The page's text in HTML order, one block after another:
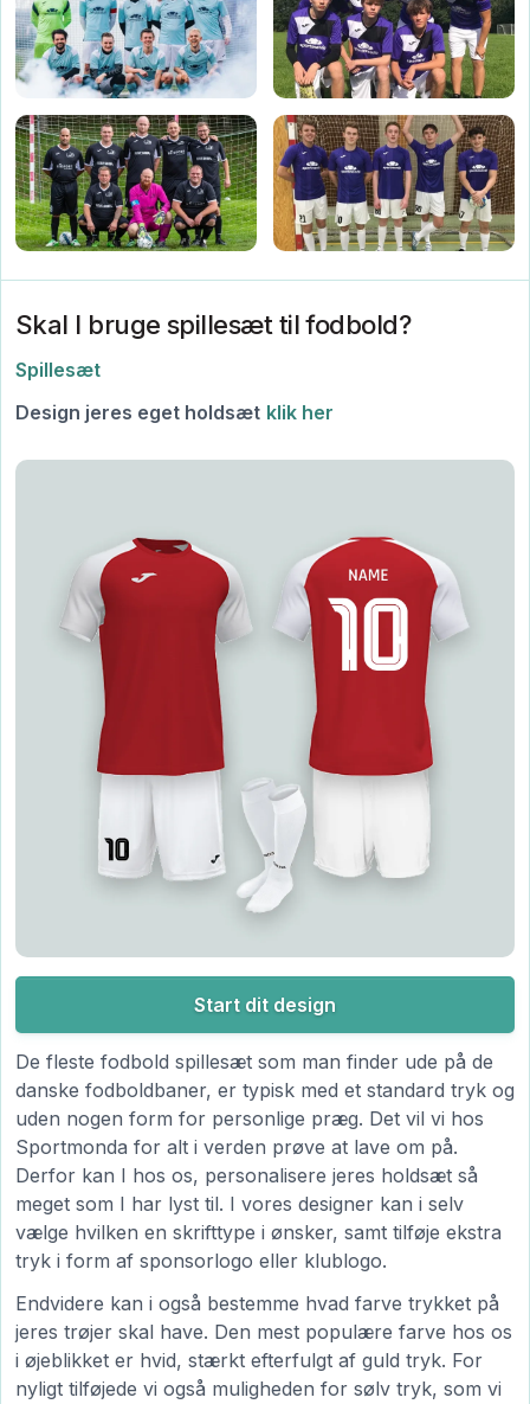
Skal I bruge spillesæt til fodbold?
Spillesæt
Design jeres eget holdsæt klik her
Start dit design
De fleste fodbold spillesæt som man finder ude på de
danske fodboldbaner, er typisk med et standard tryk og
uden nogen form for personlige præg. Det vil vi hos
Sportmonda for alt i verden prøve at lave om på.
Derfor kan I hos os, personalisere jeres holdsæt så
meget som I har lyst til. I vores designer kan i selv
vælge hvilken en skrifttype i ønsker, samt tilføje ekstra
tryk i form af sponsorlogo eller klublogo.
Endvidere kan i også bestemme hvad farve trykket på
jeres trøjer skal have. Den mest populære farve hos os
i øjeblikket er hvid, stærkt efterfulgt af guld tryk. For
nyligt tilføjede vi også muligheden for sølv tryk, som vi